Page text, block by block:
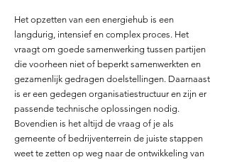
Het opzetten van een energiehub is een
langdurig, intensief en complex proces. Het
vraagt om goede samenwerking tussen partijen
die voorheen niet of beperkt samenwerkten en
gezamenlijk gedragen doelstellingen. Daarnaast
is er een gedegen organisatiestructuur en zijn er
passende technische oplossingen nodig.
Bovendien is het altijd de vraag of je als
gemeente of bedrijventerrein de juiste stappen
weet te zetten op weg naar de ontwikkeling van